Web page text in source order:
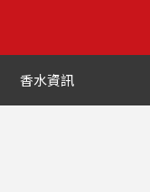
香水資訊